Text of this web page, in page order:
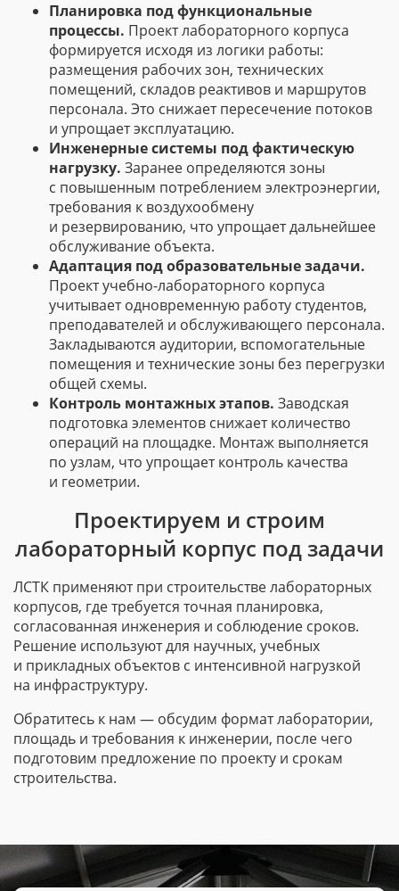
Планировка под функциональные
процессы. Проект лабораторного корпуса
формируется исходя из логики работы:
размещения рабочих зон, технических
помещений, складов реактивов и маршрутов
персонала. Это снижает пересечение потоков
и упрощает эксплуатацию.
Инженерные системы под фактическую
нагрузку. Заранее определяются зоны
с повышенным потреблением электроэнергии,
требования к воздухообмену
и резервированию, что упрощает дальнейшее
обслуживание объекта.
Адаптация под образовательные задачи.
Проектучебно-лабораторного корпуса
учитывает одновременную работу студентов,
преподавателей и обслуживающего персонала.
Закладываются аудитории, вспомогательные
помещения и технические зоны без перегрузки
общей схемы.
Контроль монтажных этапов. Заводская
подготовка элементов снижает количество
операций на площадке. Монтаж выполняется
по узлам, что упрощает контроль качества
и геометрии.
Проектируем и строим
лабораторный корпус под задачи
ЛСТК применяют при строительстве лабораторных
корпусов, где требуется точная планировка,
согласованная инженерия и соблюдение сроков.
Решение используют для научных, учебных
и прикладных объектов с интенсивной нагрузкой
на инфраструктуру.
Обратитесь к нам — обсудим формат лаборатории,
площадь и требования к инженерии, после чего
подготовим предложение по проекту и срокам
строительства.